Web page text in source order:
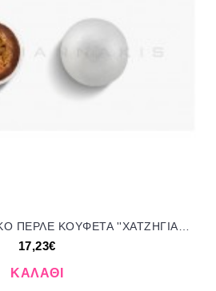
CRISPY ΧΡΩΜΑ ΛΕΥΚΟ ΠΕΡΛΕ KOYΦΕΤΑ ''ΧΑΤΖΗΓΙΑΝΝΑΚΗ'' 1KG 190353.500 17.23€!!!
17,23€
ΚΑΛΆΘΙ